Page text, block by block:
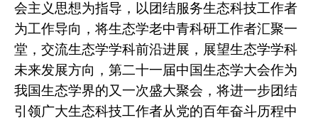
会主义思想为指导，以团结服务生态科技工作者
为工作导向，将生态学老中青科研工作者汇聚一
堂，交流生态学学科前沿进展，展望生态学学科
未来发展方向，第二十一届中国生态学大会作为
我国生态学界的又一次盛大聚会，将进一步团结
引领广大生态科技工作者从党的百年奋斗历程中